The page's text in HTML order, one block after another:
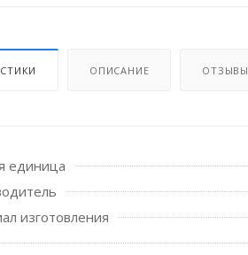
ОПИСАНИЕ ОТЗЫВЫ
единица
изготовления
стоек для поручня